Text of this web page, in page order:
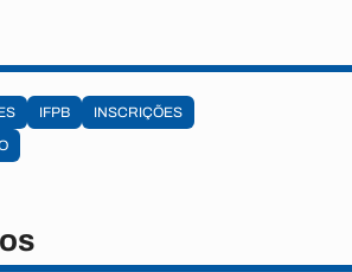
IFPB
INSCRIÇÕES